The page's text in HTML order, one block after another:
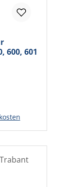
600, 601